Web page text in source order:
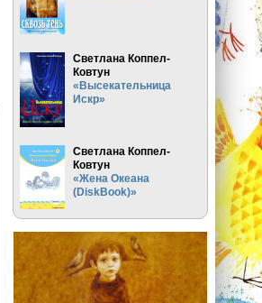
Светлана Коппел-
Ковтун
«Высекательница
Искр»
Светлана Коппел-
Ковтун
«Жена Океана
(DiskBook)»